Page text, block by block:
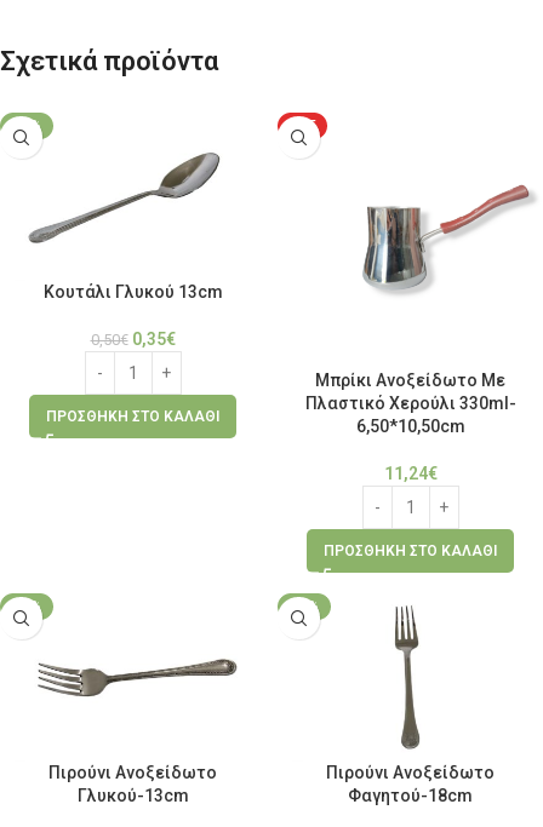
Σχετικά προϊόντα
-30%
Κουτάλι Γλυκού 13cm
0,50€ 0,35€
ΠΡΟΣΘΉΚΗ ΣΤΟ ΚΑΛΆΘΙ
HOT
Μπρίκι Ανοξείδωτο Με
Πλαστικό Χερούλι 330ml-
6,50*10,50cm
11,24€
ΠΡΟΣΘΉΚΗ ΣΤΟ ΚΑΛΆΘΙ
-30%
Πιρούνι Ανοξείδωτο
Γλυκού-13cm
-30%
Πιρούνι Ανοξείδωτο
Φαγητού-18cm